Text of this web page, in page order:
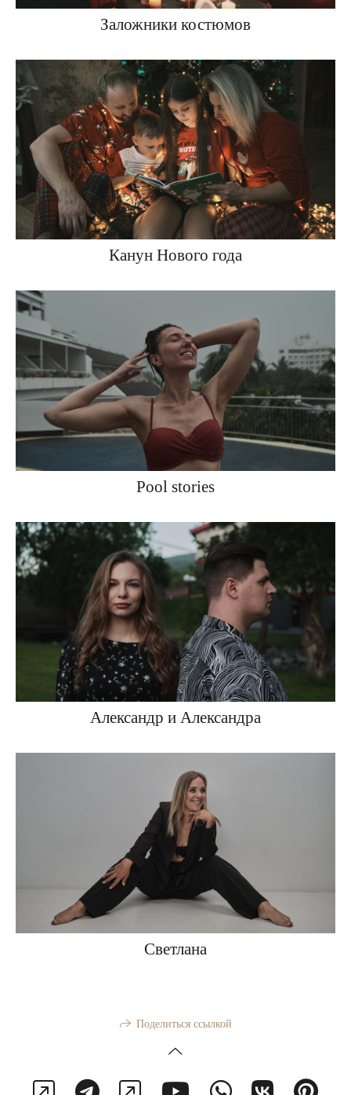
Заложники костюмов
Канун Нового года
Pool stories
Александр и Александра
Светлана
Поделиться ссылкой